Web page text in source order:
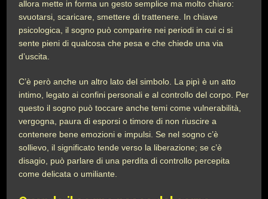
allora mette in forma un gesto semplice ma molto chiaro:
svuotarsi, scaricare, smettere di trattenere. In chiave
psicologica, il sogno può comparire nei periodi in cui ci si
sente pieni di qualcosa che pesa e che chiede una via
d’uscita.
C’è però anche un altro lato del simbolo. La pipì è un atto
intimo, legato ai confini personali e al controllo del corpo. Per
questo il sogno può toccare anche temi come vulnerabilità,
vergogna, paura di esporsi o timore di non riuscire a
contenere bene emozioni e impulsi. Se nel sogno c’è
sollievo, il significato tende verso la liberazione; se c’è
disagio, può parlare di una perdita di controllo percepita
come delicata o umiliante.